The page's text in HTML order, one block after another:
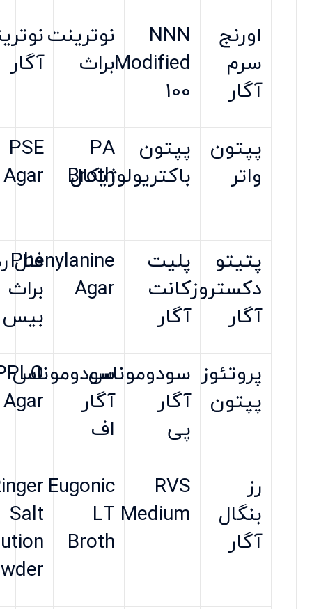
اورنج
سرم
آگار
NNN
Modified
100
نوترینت
براث
آگار
پپتون
واتر
پپتون
باکتریولوژیکال
PA
Broth
PSE
Agar
پتیتو
دکستروز
آگار
پلیت
کانت
آگار
Phenylanine
Agar
فنل
براث
بیس
پروتئوز
پپتون
سودوموناس
آگار
پی
سودوموناس
آگار
اف
Agar
رز
بنگال
آگار
RVS
Medium
Eugonic
LT
Broth
Salt